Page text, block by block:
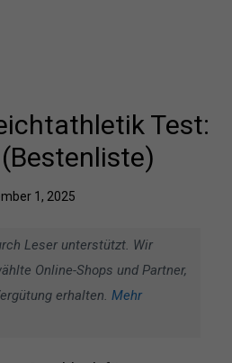
Test:
1, 2025
Leser unterstützt. Wir
Online-Shops und Partner,
erhalten. Mehr